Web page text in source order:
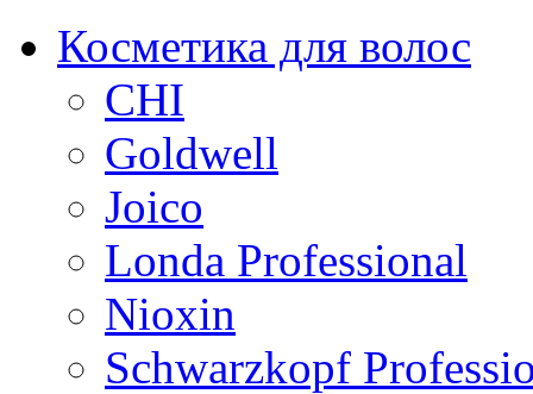
Косметика для волос
CHI
Goldwell
Joico
Londa Professional
Nioxin
Schwarzkopf